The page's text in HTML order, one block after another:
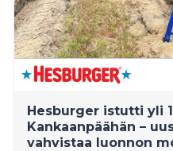
Hesburger istutti yli
Kankaanpäähän –
vahvistaa luonnon